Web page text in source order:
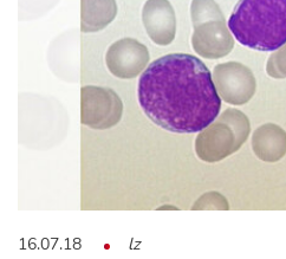
16.07.18 lz